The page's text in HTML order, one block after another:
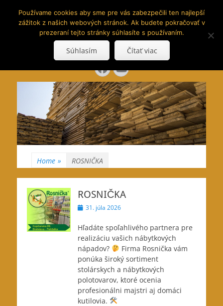
www.hranoly.sk
…kus prírody priamo k Vám
Search
Facebook
YouTube
Home » ROSNIČKA
ROSNIČKA
Posted31. júla 2026
Hľadáte spoľahlivého partnera pre
realizáciu vašich nábytkových
nápadov?
Firma Rosnička vám
ponúka široký sortiment
stolárskych a nábytkových
polotovarov, ktoré ocenia
profesionálni majstri aj domáci
kutilovia.
Používame cookies aby sme pre vás zabezpečili ten najlepší
zážitok z našich webových stránok. Ak budete pokračovať v
prezeraní tejto stránky súhlasíte s používaním.
Súhlasím Čítať viac